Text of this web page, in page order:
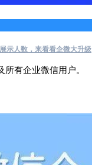
示人数，来看看企微大升级
有企业微信用户。